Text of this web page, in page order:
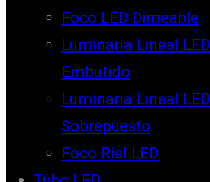
Foco LED Dimeable
Luminaria Lineal LED
Embutido
Luminaria Lineal LED
Sobrepuesto
Foco Riel LED